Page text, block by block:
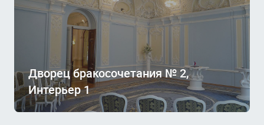
Дворец бракосочетания № 2,
Интерьер 1